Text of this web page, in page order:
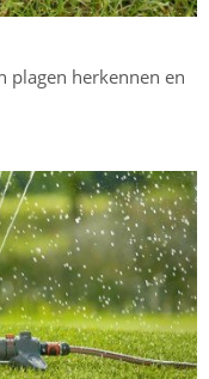
plagen herkennen en